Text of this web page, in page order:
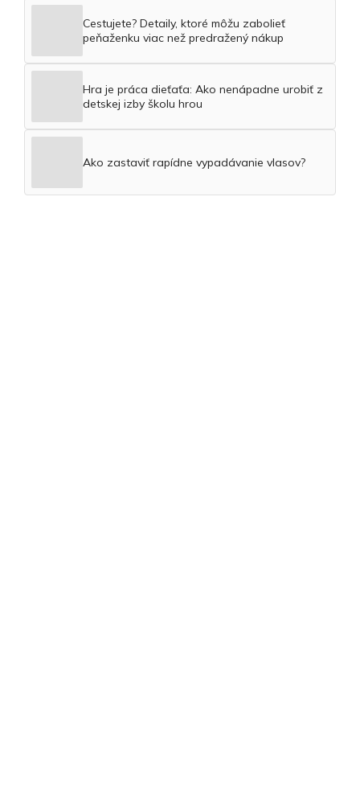
Cestujete? Detaily, ktoré môžu zabolieť
peňaženku viac než predražený nákup
Hra je práca dieťaťa: Ako nenápadne urobiť z
detskej izby školu hrou
Ako zastaviť rapídne vypadávanie vlasov?